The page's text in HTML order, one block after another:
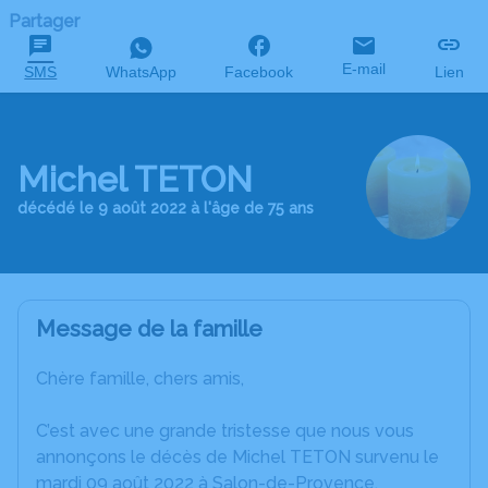
Partager
SMS WhatsApp Facebook E-mail Lien
Michel TETON
décédé le 9 août 2022 à l'âge de 75 ans
Message de la famille
Chère famille, chers amis,
C’est avec une grande tristesse que nous vous
annonçons le décès de Michel TETON survenu le
mardi 09 août 2022 à Salon-de-Provence.